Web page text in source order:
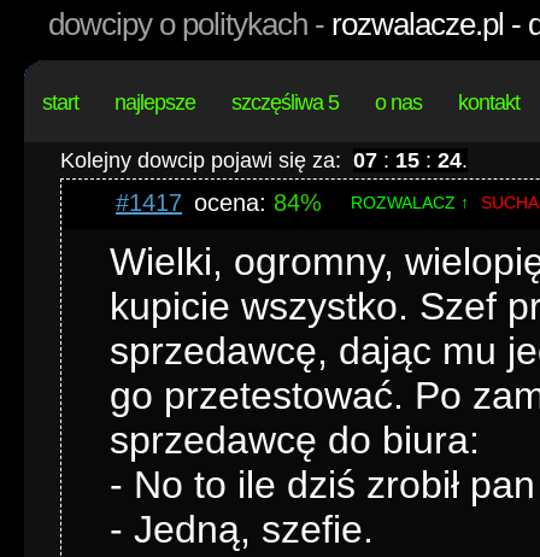
dowcipy o politykach - rozwalacze.pl -
start najlepsze szczęśliwa 5 o nas kontakt
Kolejny dowcip pojawi się za: 07 : 15 : 23.
#1417 ocena: 84% ROZWALACZ ↑
Wielki, ogromny,
kupicie wszystko. Szef
sprzedawcę, dając mu
go przetestować. Po
sprzedawcę do biura:
- No to ile dziś zrobił
- Jedną, szefie.